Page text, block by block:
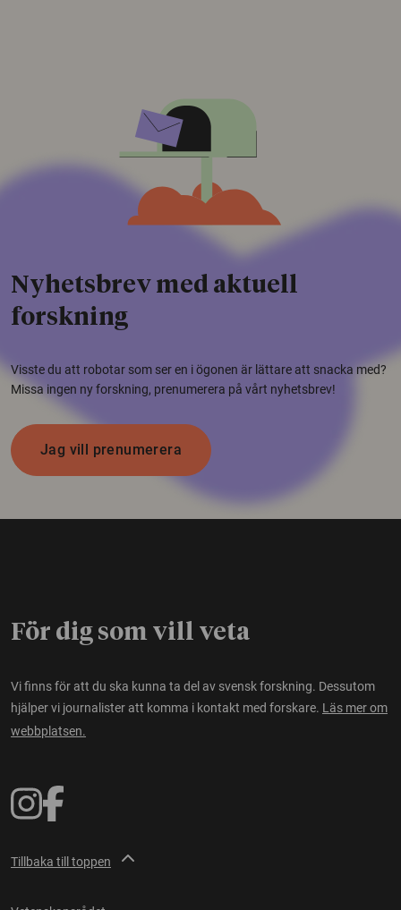
Nyhetsbrev med aktuell
forskning
Visste du att robotar som ser en i ögonen är lättare att snacka med?
Missa ingen ny forskning, prenumerera på vårt nyhetsbrev!
Jag vill prenumerera
För dig som vill veta
Vi finns för att du ska kunna ta del av svensk forskning. Dessutom
hjälper vi journalister att komma i kontakt med forskare. Läs mer om
webbplatsen.
Tillbaka till toppen